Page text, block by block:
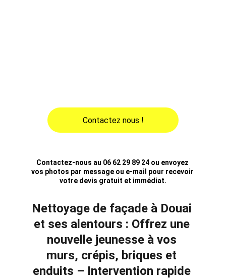
Contactez nous !
Contactez-nous au 06 62 29 89 24 ou envoyez
vos photos par message ou e-mail pour recevoir
votre devis gratuit et immédiat.
Nettoyage de façade à Douai
et ses alentours : Offrez une
nouvelle jeunesse à vos
murs, crépis, briques et
enduits – Intervention rapide